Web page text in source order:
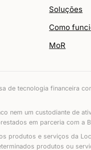
Soluções
Como
MoR
de tecnologia financeira
nem um custodiante de
em parceria com a
produtos e serviços da
produtos ou